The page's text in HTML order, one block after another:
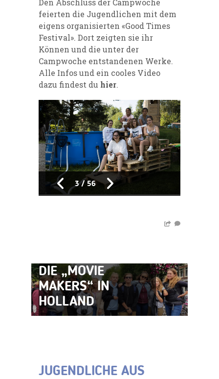
Den Abschluss der Campwoche
feierten die Jugendlichen mit dem
eigens organisierten «Good Times
Festival». Dort zeigten sie ihr
Können und die unter der
Campwoche entstandenen Werke.
Alle Infos und ein cooles Video
dazu findest du hier.
3/ 56
DIE „MOVIE
MAKERS“ IN
HOLLAND
JUGENDLICHE AUS